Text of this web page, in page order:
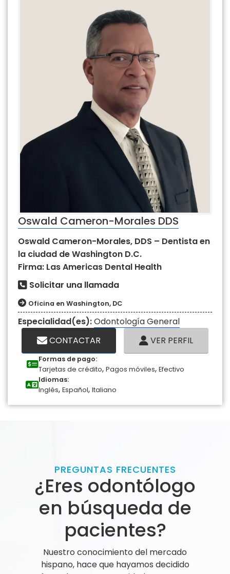
Oswald Cameron-Morales DDS
Oswald Cameron-Morales, DDS – Dentista en
la ciudad de Washington D.C.
Firma: Las Americas Dental Health
Solicitar una llamada
Oficina en Washington, DC
Especialidad(es):Odontología General
CONTACTAR
VER PERFIL
Formas de pago:
Tarjetas de crédito, Pagos móviles, Efectivo
Idiomas:
Inglés, Español, Italiano
PREGUNTAS FRECUENTES
¿Eres odontólogo
en búsqueda de
pacientes?
Nuestro conocimiento del mercado
hispano, hace que hayamos decidido